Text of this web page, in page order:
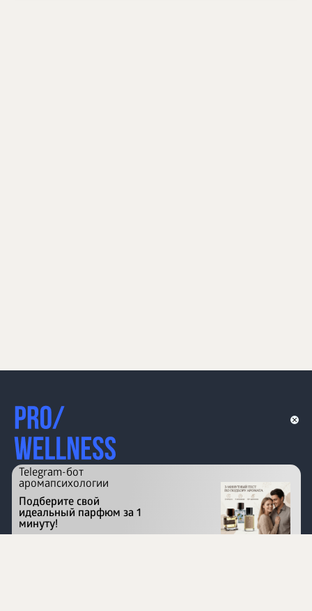
Перейти на сайт
Telegram-бот
аромапсихологии
Подберите свой
идеальный парфюм за 1
минуту!